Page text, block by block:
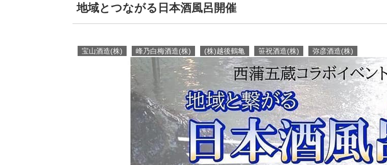
地域とつながる日本酒風呂開催
宝山酒造(株) 峰乃白梅酒造(株) (株)越後鶴亀 笹祝酒造(株) 弥彦酒造(株)